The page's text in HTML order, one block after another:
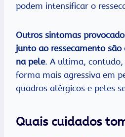
podem intensificar o
Outros sintomas
junto ao ressecamento são
na pele. A ultima, contudo,
forma mais agressiva em
quadros alérgicos e peles
Quais cuidados